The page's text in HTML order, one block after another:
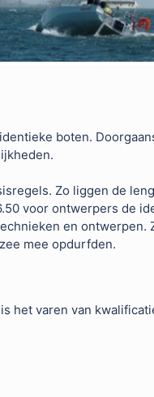
boten.
Zo liggen de
voor ontwerpers de
en ontwerpen.
mee opdurfden.
het varen van